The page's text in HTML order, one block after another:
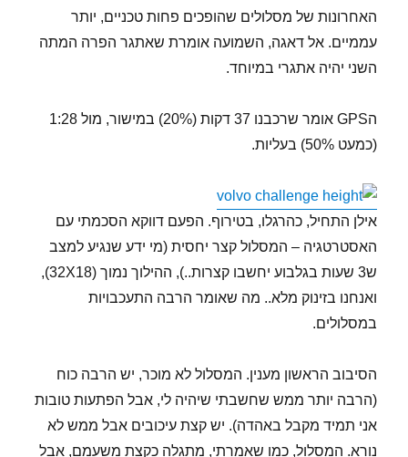
האחרונות של מסלולים שהופכים פחות טכניים, יותר
עממיים. אל דאגה, השמועה אומרת שאתגר הפרה המתה
השני יהיה אתגרי במיוחד.
הGPS אומר שרכבנו 37 דקות (20%) במישור, מול 1:28
(כמעט 50%) בעליות.
אילן התחיל, כהרגלו, בטירוף. הפעם דווקא הסכמתי עם
האסטרטגיה – המסלול קצר יחסית (מי ידע שנגיע למצב
ש3 שעות בגלבוע יחשבו קצרות..), ההילוך נמוך (32X18),
ואנחנו בזינוק מלא.. מה שאומר הרבה התעכבויות
במסלולים.
הסיבוב הראשון מענין. המסלול לא מוכר, יש הרבה כוח
(הרבה יותר ממש שחשבתי שיהיה לי, אבל הפתעות טובות
אני תמיד מקבל באהדה). יש קצת עיכובים אבל ממש לא
נורא. המסלול, כמו שאמרתי, מתגלה כקצת משעמם, אבל